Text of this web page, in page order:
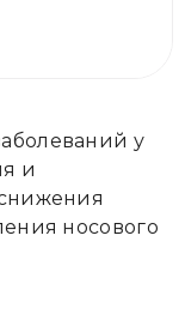
у
и
носового